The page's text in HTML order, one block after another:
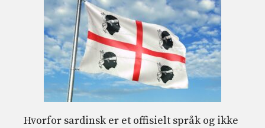
Hvorfor sardinsk er et offisielt språk og ikke